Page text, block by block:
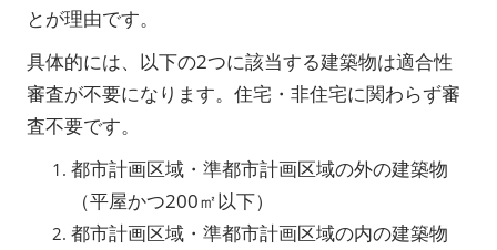
とが理由です。
具体的には、以下の2つに該当する建築物は適合性
審査が不要になります。住宅・非住宅に関わらず審
査不要です。
都市計画区域・準都市計画区域の外の建築物
（平屋かつ200㎡以下）
都市計画区域・準都市計画区域の内の建築物